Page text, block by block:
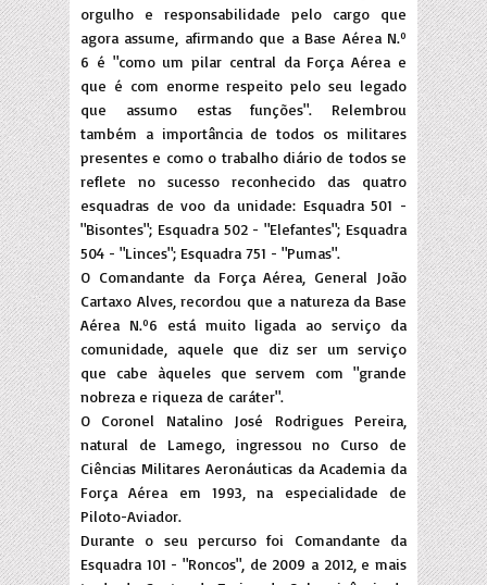
orgulho e responsabilidade pelo cargo que
agora assume, afirmando que a Base Aérea N.º
6 é "como um pilar central da Força Aérea e
que é com enorme respeito pelo seu legado
que assumo estas funções". Relembrou
também a importância de todos os militares
presentes e como o trabalho diário de todos se
reflete no sucesso reconhecido das quatro
esquadras de voo da unidade: Esquadra 501 -
"Bisontes"; Esquadra 502 - "Elefantes"; Esquadra
504 - "Linces"; Esquadra 751 - "Pumas".
O Comandante da Força Aérea, General João
Cartaxo Alves, recordou que a natureza da Base
Aérea N.º6 está muito ligada ao serviço da
comunidade, aquele que diz ser um serviço
que cabe àqueles que servem com "grande
nobreza e riqueza de caráter".
O Coronel Natalino José Rodrigues Pereira,
natural de Lamego, ingressou no Curso de
Ciências Militares Aeronáuticas da Academia da
Força Aérea em 1993, na especialidade de
Piloto-Aviador.
Durante o seu percurso foi Comandante da
Esquadra 101 - "Roncos", de 2009 a 2012, e mais